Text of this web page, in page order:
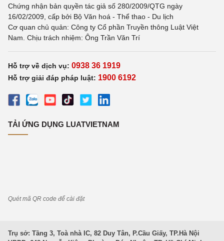
Chứng nhận bản quyền tác giả số 280/2009/QTG ngày
16/02/2009, cấp bởi Bộ Văn hoá - Thể thao - Du lịch
Cơ quan chủ quản: Công ty Cổ phần Truyền thông Luật Việt
Nam. Chịu trách nhiệm: Ông Trần Văn Trí
Hỗ trợ về dịch vụ: 0938 36 1919
Hỗ trợ giải đáp pháp luật: 1900 6192
TẢI ỨNG DỤNG LUATVIETNAM
Quét mã QR code để cài đặt
Trụ sở: Tầng 3, Toà nhà IC, 82 Duy Tân, P.Cầu Giấy, TP.Hà Nội